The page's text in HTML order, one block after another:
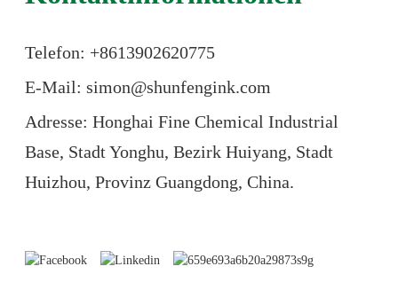
Telefon: +8613902620775
E-Mail: simon@shunfengink.com
Adresse: Honghai Fine Chemical Industrial
Base, Stadt Yonghu, Bezirk Huiyang, Stadt
Huizhou, Provinz Guangdong, China.